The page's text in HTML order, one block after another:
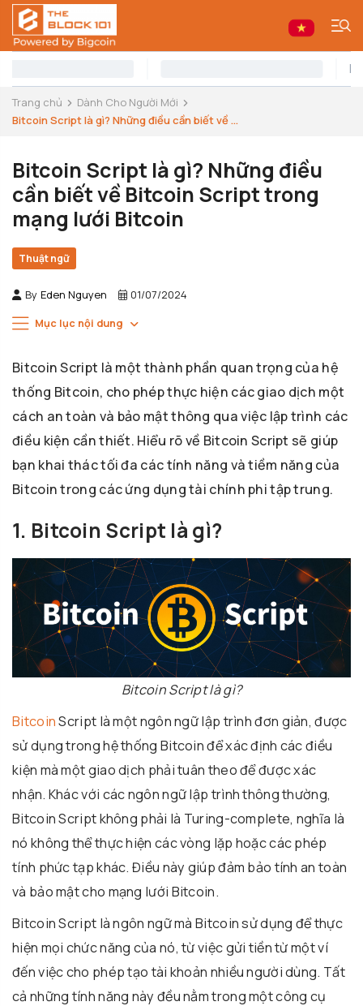
Trang chủ
Dành Cho Người Mới
Bitcoin Script là gì? Những điều cần biết về ...
Bitcoin Script là gì? Những điều
cần biết về Bitcoin Script trong
mạng lưới Bitcoin
Thuật ngữ
By Eden Nguyen 01/07/2024
Mục lục nội dung
Bitcoin Script là một thành phần quan trọng của hệ
thống Bitcoin, cho phép thực hiện các giao dịch một
cách an toàn và bảo mật thông qua việc lập trình các
điều kiện cần thiết. Hiểu rõ về Bitcoin Script sẽ giúp
bạn khai thác tối đa các tính năng và tiềm năng của
Bitcoin trong các ứng dụng tài chính phi tập trung.
1. Bitcoin Script là gì?
Bitcoin Script là gì?
BitcoinScript là một ngôn ngữ lập trình đơn giản, được
sử dụng trong hệ thống Bitcoin để xác định các điều
kiện mà một giao dịch phải tuân theo để được xác
nhận. Khác với các ngôn ngữ lập trình thông thường,
Bitcoin Script không phải là Turing-complete, nghĩa là
nó không thể thực hiện các vòng lặp hoặc các phép
tính phức tạp khác. Điều này giúp đảm bảo tính an toàn
và bảo mật cho mạng lưới Bitcoin.
Bitcoin Script là ngôn ngữ mà Bitcoin sử dụng để thực
hiện mọi chức năng của nó, từ việc gửi tiền từ một ví
đến việc cho phép tạo tài khoản nhiều người dùng. Tất
cả những tính năng này đều nằm trong một công cụ